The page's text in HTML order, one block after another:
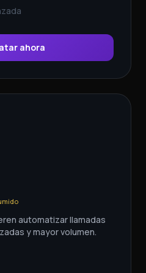
ahora
automatizar llamadas
y mayor volumen.